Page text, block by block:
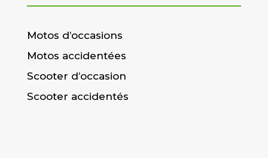
Motos d’occasions
Motos accidentées
Scooter d’occasion
Scooter accidentés